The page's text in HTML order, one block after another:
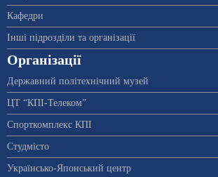
Кафедри
Інші підрозділи та організації
Організації
Державний політехнічний музей
ЦТ “КПІ-Телеком”
Спорткомплекс КПІ
Студмісто
Українсько-Японський центр